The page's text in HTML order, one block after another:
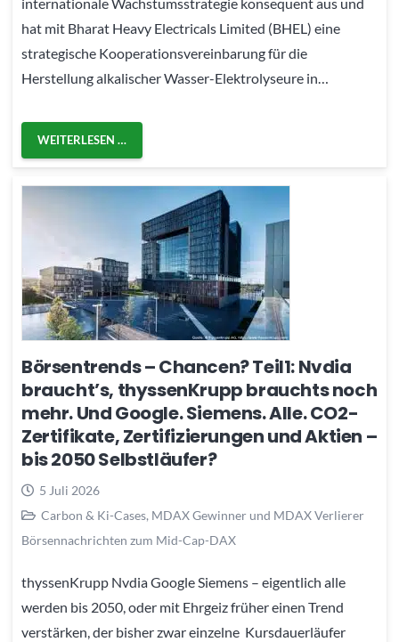
hat mit Bharat Heavy Electricals Limited (BHEL) eine
strategische Kooperationsvereinbarung für die
Herstellung alkalischer Wasser-Elektrolyseure in…
WEITERLESEN …
Börsentrends – Chancen? Teil1: Nvdia
braucht’s, thyssenKrupp brauchts noch
mehr. Und Google. Siemens. Alle. CO2-
Zertifikate, Zertifizierungen und Aktien –
bis 2050 Selbstläufer?
5 Juli 2026
Carbon & Ki-Cases, MDAX Gewinner und MDAX Verlierer
Börsennachrichten zum Mid-Cap-DAX
thyssenKrupp Nvdia Google Siemens – eigentlich alle
werden bis 2050, oder mit Ehrgeiz früher einen Trend
verstärken, der bisher zwar einzelne Kursdauerläufer